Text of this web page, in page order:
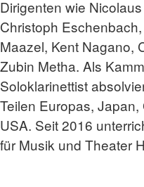
Dirigenten wie
Christoph
Maazel, Kent Nagano,
Zubin Metha. Als
Soloklarinettist
Teilen Europas,
USA. Seit 2016
für Musik und Theater